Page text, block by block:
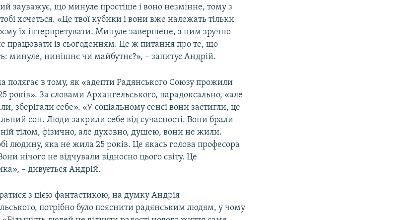
зауважує, що минуле простіше і воно незмінне, тому з
хочеться. «Це твої кубики і вони вже належать тільки
їх інтерпретувати. Минуле завершене, з ним зручно
працювати із сьогоденням. Це ж питання про те, що
минуле, нинішнє чи майбутнє?», – запитує Андрій.
полягає в тому, як «адепти Радянського Союзу прожили
років». За словами Архангельського, парадоксально, «але
зберігали себе». «У соціальному сенсі вони застигли, це
сон. Люди закрили себе від сучасності. Вони брали
ній тілом, фізично, але духовно, душею, вони не жили.
людину, яка не жила 25 років. Це якась голова професора
нічого не відчували відносно цього світу. Це
– дивується Андрій.
з цією фантастикою, на думку Андрія
потрібно було пояснити радянським людям, у чому